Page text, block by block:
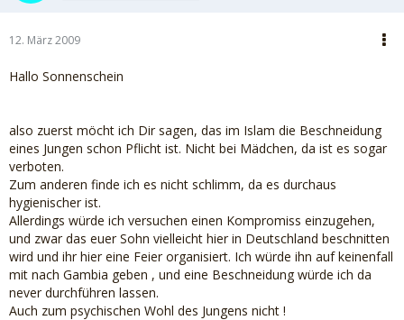
12. März 2009
Hallo Sonnenschein
also zuerst möcht ich Dir sagen, das im Islam die Beschneidung
eines Jungen schon Pflicht ist. Nicht bei Mädchen, da ist es sogar
verboten.
Zum anderen finde ich es nicht schlimm, da es durchaus
hygienischer ist.
Allerdings würde ich versuchen einen Kompromiss einzugehen,
und zwar das euer Sohn vielleicht hier in Deutschland beschnitten
wird und ihr hier eine Feier organisiert. Ich würde ihn auf keinenfall
mit nach Gambia geben , und eine Beschneidung würde ich da
never durchführen lassen.
Auch zum psychischen Wohl des Jungens nicht !